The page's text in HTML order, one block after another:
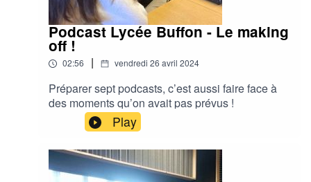
Podcast Lycée Buffon - Le making
off !
02:56 | vendredi 26 avril 2024
Préparer sept podcasts, c’est aussi faire face à
des moments qu’on avait pas prévus !
Play